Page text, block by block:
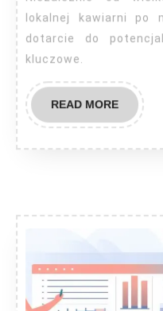
lokalnej kawiarni po
dotarcie do
kluczowe.
READ MOREREAD
MORE